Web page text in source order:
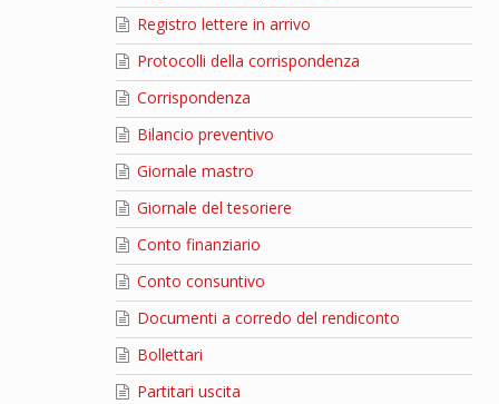
Registro lettere in arrivo
Protocolli della corrispondenza
Corrispondenza
Bilancio preventivo
Giornale mastro
Giornale del tesoriere
Conto finanziario
Conto consuntivo
Documenti a corredo del rendiconto
Bollettari
Partitari uscita